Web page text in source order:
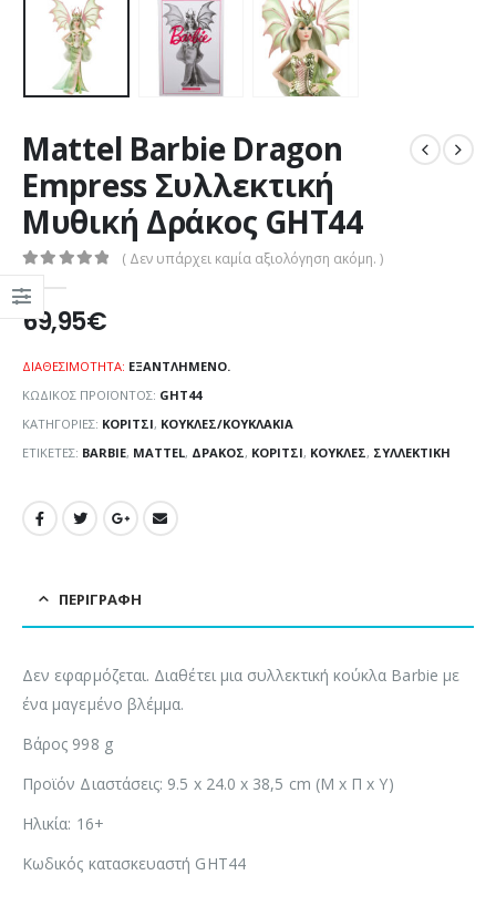
Mattel Barbie Dragon
Empress Συλλεκτική
Μυθική Δράκος GHT44
( Δεν υπάρχει καμία αξιολόγηση ακόμη. )
69,95€
ΔΙΑΘΕΣΙΜΌΤΗΤΑ: ΕΞΑΝΤΛΗΜΈΝΟ.
ΚΩΔΙΚΌΣ ΠΡΟΪΌΝΤΟΣ: GHT44
ΚΑΤΗΓΟΡΊΕΣ: ΚΟΡΊΤΣΙ, ΚΟΎΚΛΕΣ/ΚΟΥΚΛΆΚΙΑ
ΕΤΙΚΈΤΕΣ: BARBIE, MATTEL, ΔΡΆΚΟΣ, ΚΟΡΊΤΣΙ, ΚΟΎΚΛΕΣ, ΣΥΛΛΕΚΤΙΚΉ
ΠΕΡΙΓΡΑΦΉ
Δεν εφαρμόζεται. Διαθέτει μια συλλεκτική κούκλα Barbie με
ένα μαγεμένο βλέμμα.
Βάρος 998 g
Προϊόν Διαστάσεις: 9.5 x 24.0 x 38,5 cm (Μ x Π x Υ)
Ηλικία: 16+
Κωδικός κατασκευαστή GHT44